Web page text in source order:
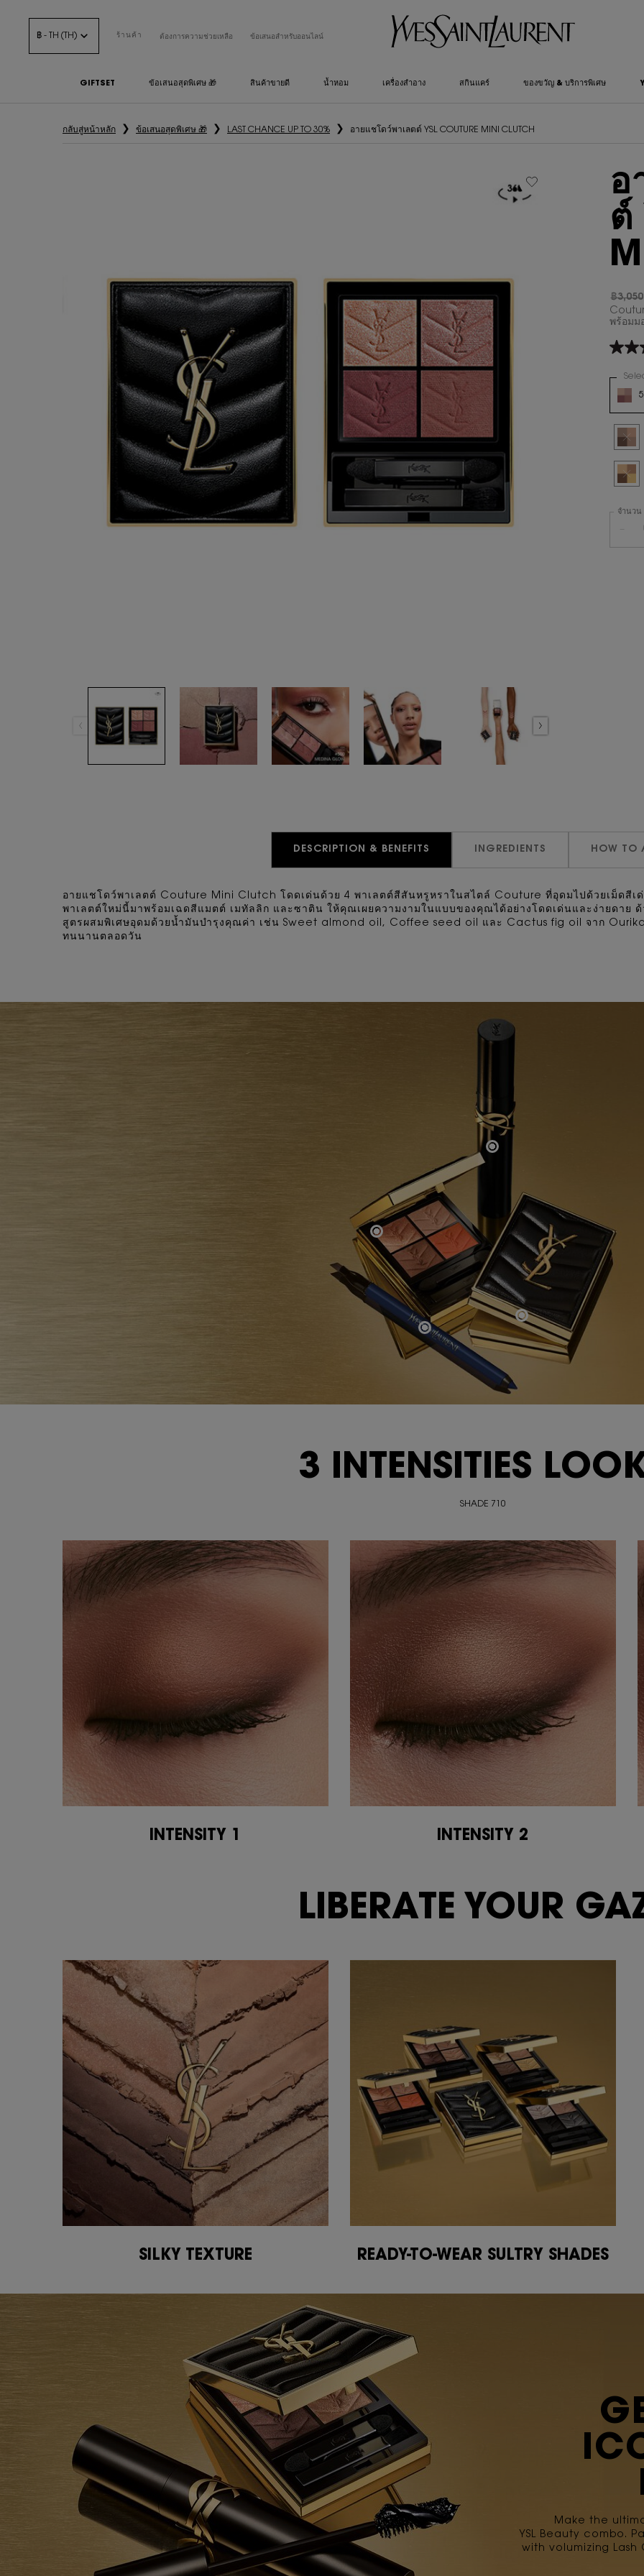
฿ - TH (TH) ร้านค้า ต้องการความช่วยเหลือ ข้อเสนอสำหรับออนไลน์
GIFTSET ข้อเสนอสุดพิเศษ 🎁 สินค้าขายดี น้ำหอม เครื่องสำอาง สกินแคร์ ของขวัญ & บริการพิเศษ
กลับสู่หน้าหลัก ข้อเสนอสุดพิเศษ 🎁 LAST CHANCE UP TO 30% อายแชโดว์พาเลตต์ YSL COUTURE MINI CLUTCH
อ
ต์
ราคาเ
฿3,050
ราคาใ
พร้อมม
4.7
5
ดาว
ค่า
Read
699
ลิงก์
หน้า
เดียวกั
สินค้า
สินค้า
สินค้า
จำนวน
DESCRIPTION & BENEFITS INGREDIENTS HOW TO
อายแชโดว์พาเลตต์ Couture Mini Clutch โดดเด่นด้วย 4 พาเลตต์สีสันหรูหราในสไตล์ Couture ที่อุดมไปด้วยเม็ดสี
พาเลตต์ใหม่นี้มาพร้อมเฉดสีแมตต์ เมทัลลิก และซาติน ให้คุณเผยความงามในแบบของคุณได้อย่างโดดเด่นและง่ายดาย
สูตรผสมพิเศษอุดมด้วยน้ำมันบำรุงคุณค่า เช่น Sweet almond oil, Coffee seed oil และ Cactus fig oil จาก
ทนนานตลอดวัน
3 INTENSITIES
SHADE 710
INTENSITY 1 INTENSITY 2
LIBERATE YOUR
SILKY TEXTURE READY-TO-WEAR SULTRY SHADES
Make the
YSL Beauty combo.
with volumizing